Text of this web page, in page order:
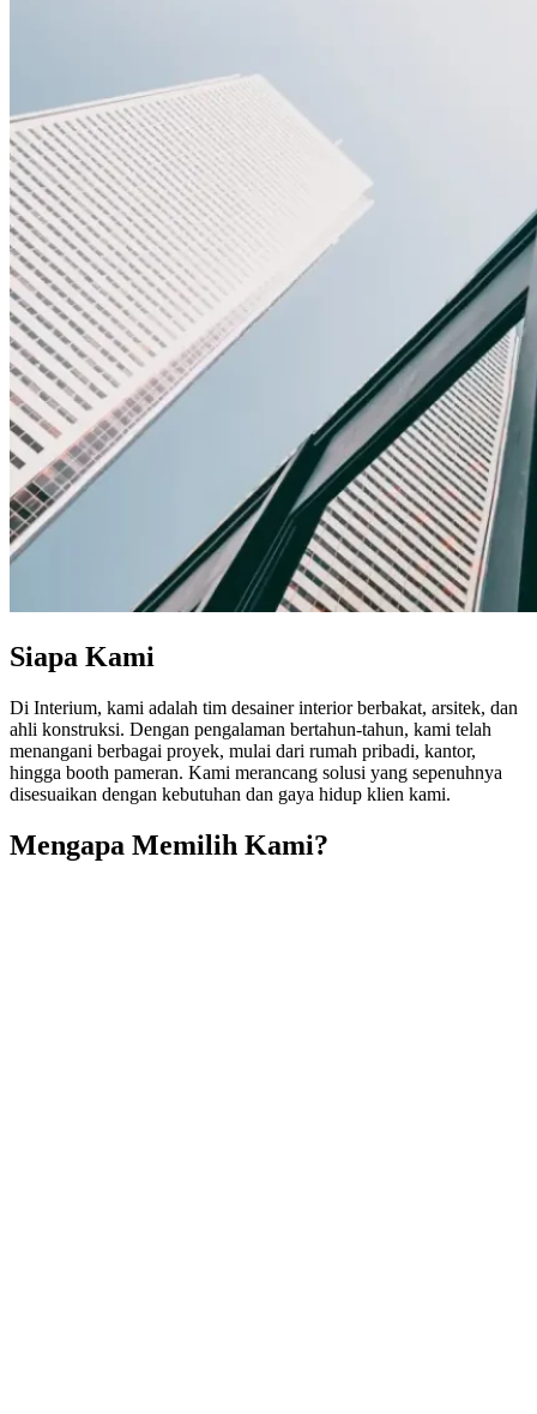
Siapa Kami
Di Interium, kami adalah tim desainer interior berbakat, arsitek, dan
ahli konstruksi. Dengan pengalaman bertahun-tahun, kami telah
menangani berbagai proyek, mulai dari rumah pribadi, kantor,
hingga booth pameran. Kami merancang solusi yang sepenuhnya
disesuaikan dengan kebutuhan dan gaya hidup klien kami.
Mengapa Memilih Kami?